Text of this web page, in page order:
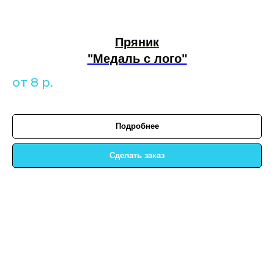
Пряник
"Медаль с лого"
от 8 р.
Подробнее
Сделать заказ